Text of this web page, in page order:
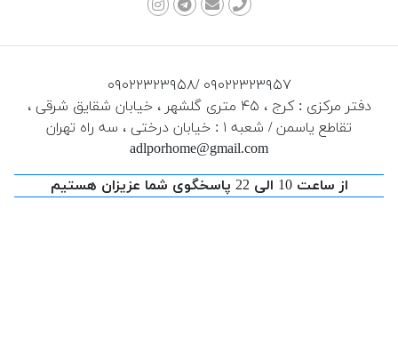
۰۹۰۲۲۳۲۳۹۵۸/ ۰۹۰۲۲۳۲۳۹۵۷
دفتر مرکزی : کرج ، ۴۵ متری گلشهر ، خیابان شقایق شرقی ،
تقاطع یاسمن / شعبه ۱ : خیابان درختی ، سه راه تهران
adlporhome@gmail.com
از ساعت 10 الی 22 پاسخگوی شما عزیزان هستیم